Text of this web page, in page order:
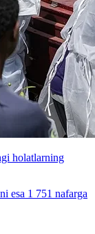
holatlarning
esa 1 751 nafarga